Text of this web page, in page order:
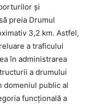
și
preia Drumul
3,2 km. Astfel,
a traficului
în administrarea
a drumului
domeniul public al
funcţională a